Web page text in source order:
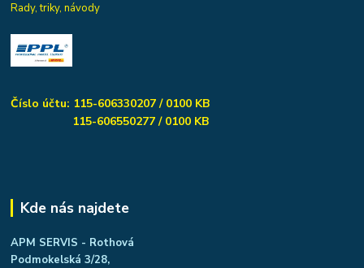
Rady, triky, návody
Číslo účtu: 115-606330207 / 0100 KB
115-606550277 / 0100 KB
Kde nás najdete
APM SERVIS - Rothová
Podmokelská 3/28,